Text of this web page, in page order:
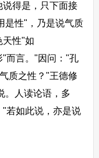
得是，只下面接
是性"，乃是说气质
天性"如
而言。"因问："孔
质之性？"王德修
。人读论语，多
若如此说，亦是说